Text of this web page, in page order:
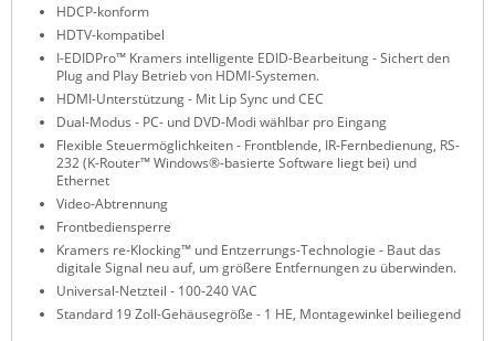
Moxa
Netio
Panorama Antennas
PatchSee
Power Kingdom
Poynting
Raritan
Riello UPS
Server Technology
HDCP-konform
HDTV-kompatibel
I-EDIDPro™ Kramers intelligente EDID-Bearbeitung - Sichert den
Plug and Play Betrieb von HDMI-Systemen.
HDMI-Unterstützung - Mit Lip Sync und CEC
Dual-Modus - PC- und DVD-Modi wählbar pro Eingang
Flexible Steuermöglichkeiten - Frontblende, IR-Fernbedienung, RS-
232 (K-Router™ Windows®-basierte Software liegt bei) und
Ethernet
Video-Abtrennung
Frontbediensperre
Kramers re-Klocking™ und Entzerrungs-Technologie - Baut das
digitale Signal neu auf, um größere Entfernungen zu überwinden.
Universal-Netzteil - 100-240 VAC
Standard 19 Zoll-Gehäusegröße - 1 HE, Montagewinkel beiliegend